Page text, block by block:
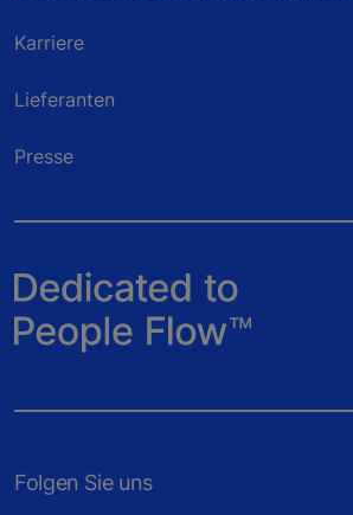
Karriere
Lieferanten
Presse
Folgen Sie uns